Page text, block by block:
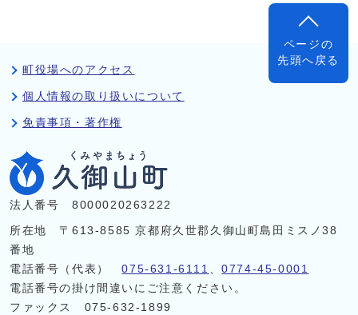
ページの
先頭へ戻る
町役場へのアクセス
個人情報の取り扱いについて
免責事項・著作権
法人番号 8000020263222
所在地 〒613-8585 京都府久世郡久御山町島田ミスノ38
番地
電話番号（代表）075-631-6111 、0774-45-0001
電話番号の掛け間違いにご注意ください。
ファックス 075-632-1899